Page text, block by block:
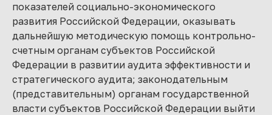
показателей социально-экономического
развития Российской Федерации, оказывать
дальнейшую методическую помощь контрольно-
счетным органам субъектов Российской
Федерации в развитии аудита эффективности и
стратегического аудита; законодательным
(представительным) органам государственной
власти субъектов Российской Федерации выйти